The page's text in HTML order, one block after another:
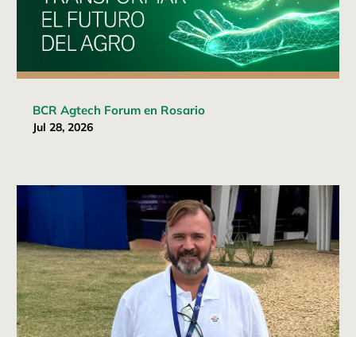
BCR Agtech Forum en Rosario
Jul 28, 2026